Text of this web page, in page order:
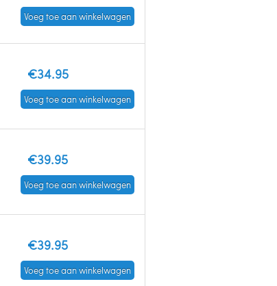
Voeg toe aan winkelwagen
€34.95
Voeg toe aan winkelwagen
€39.95
Voeg toe aan winkelwagen
€39.95
Voeg toe aan winkelwagen